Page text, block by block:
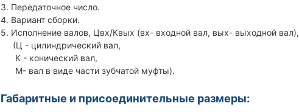
3. Передаточное число.
4. Вариант сборки.
5. Исполнение валов, Цвх/Квых (вх- входной вал, вых- выходной вал),
(Ц - цилиндрический вал,
К - конический вал,
М- вал в виде части зубчатой муфты).
Габаритные и присоединительные размеры: